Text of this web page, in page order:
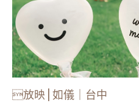
放映 | 如儀｜台中